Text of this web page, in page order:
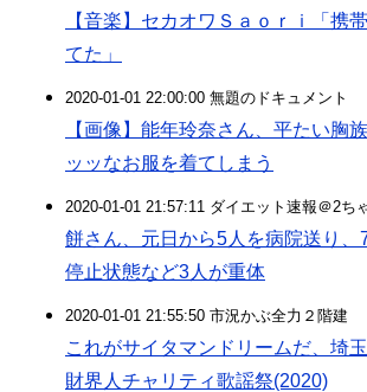
【音楽】セカオワＳａｏｒｉ「携
てた」
2020-01-01 22:00:00 無題のドキュメント
【画像】能年玲奈さん、平たい胸
ッッなお服を着てしまう
2020-01-01 21:57:11 ダイエット速報＠2ち
餅さん、元日から5人を病院送り、
停止状態など3人が重体
2020-01-01 21:55:50 市況かぶ全力２階建
これがサイタマンドリームだ、埼
財界人チャリティ歌謡祭(2020)